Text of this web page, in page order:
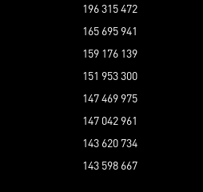
196 315 472
165 695 941
159 176 139
151 953 300
147 469 975
147 042 961
143 620 734
143 598 667